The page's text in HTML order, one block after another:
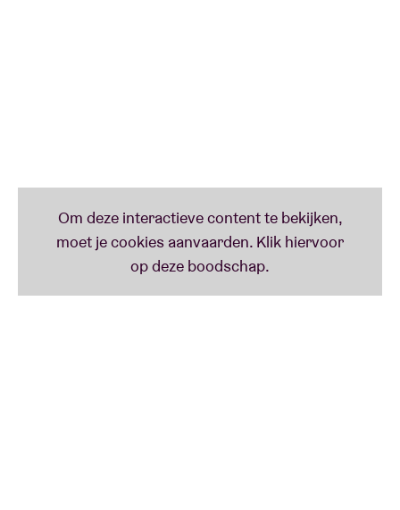
minimalistische klank. Leon werkte ook aan film-,
televisie- en orkestprojecten. Hij blijft internationaal
componeren en optreden, en slaat bruggen tussen
pop en avant-garde. Craig Leon wordt nog altijd